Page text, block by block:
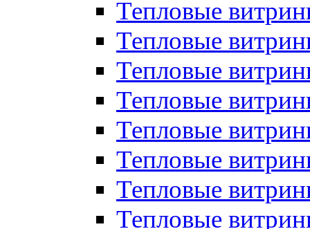
Тепловые
Тепловые
Тепловые
Тепловые
Тепловые
Тепловые
Тепловые
Тепловые